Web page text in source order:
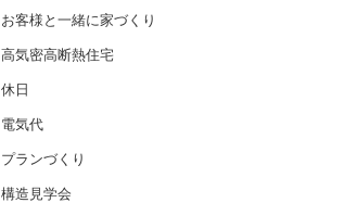
お客様と一緒に家づくり
高気密高断熱住宅
休日
電気代
プランづくり
構造見学会